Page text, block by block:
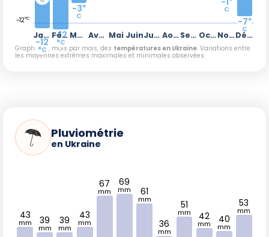
-12°C
Janvier
-12
°C
Février
-12
°C
Mars
-3°
C
Avril Mai Juin Juillet Août Septembre Octobre Novembre
C
Décembre
-7°
C
Graphique, mois par mois, des températures en Ukraine. Variations entre
les moyennes extrêmes maximales et minimales observées.
Pluviométrie
en Ukraine
43
mm 39
mm
39
mm
43
mm
67
mm
69
mm 61
mm
36
mm
51
mm 42
mm 40
mm
53
mm